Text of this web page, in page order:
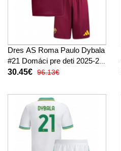
Dres AS Roma Paulo Dybala
#21 Domáci pre deti 2025-26
Krátky Rukáv (+ trenírky)
30.45€ 96.13€